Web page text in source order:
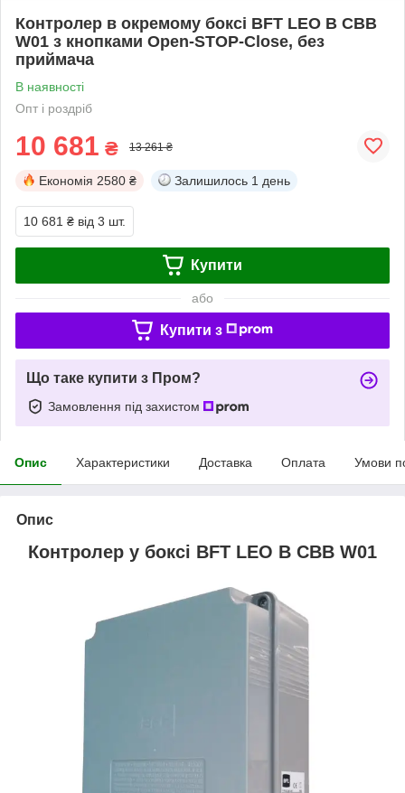
Контролер в окремому боксі BFT LEO B CBB
W01 з кнопками Open-STOP-Close, без
приймача
В наявності
Опт і роздріб
10 681 ₴ 13 261 ₴
Економія 2580 ₴ Залишилось 1 день
10 681 ₴ від 3 шт.
Купити
або
Купити з
Що таке купити з Пром?
Замовлення під захистом
Опис Характеристики Доставка Оплата Умови
Опис
Контролер у боксі BFT LEO B CBB W01